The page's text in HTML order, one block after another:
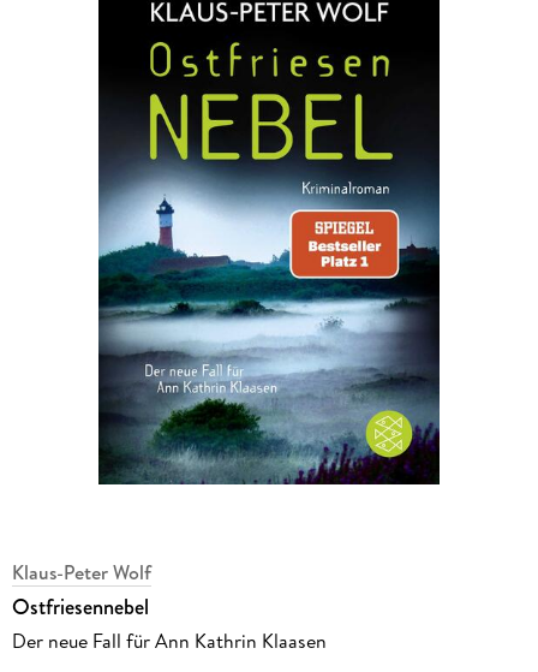
Klaus-Peter Wolf
Ostfriesennebel
Der neue Fall für Ann Kathrin Klaasen